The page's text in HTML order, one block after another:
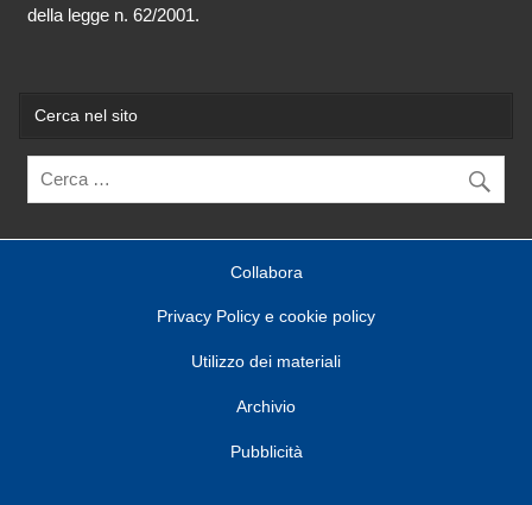
della legge n. 62/2001.
Cerca nel sito
Collabora
Privacy Policy e cookie policy
Utilizzo dei materiali
Archivio
Pubblicità